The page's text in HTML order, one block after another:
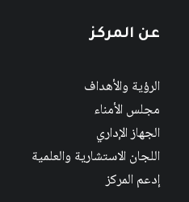
عن المركز
الرؤية والأهداف
مجلس الأمناء
الجهاز الإداري
اللجان الاستشارية والعلمية
إدعم المركز